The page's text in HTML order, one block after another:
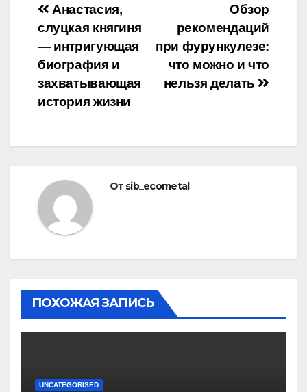
Навигация
по
записям
Обзор
рекомендаций
при фурункулезе:
что можно и что
нельзя делать
Анастасия,
слуцкая княгиня
— интригующая
биография и
захватывающая
история жизни
От sib_ecometal
ПОХОЖАЯ ЗАПИСЬ
UNCATEGORISED